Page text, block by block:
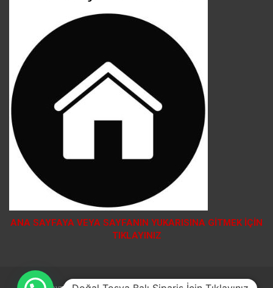
ANA SAYFAYA VEYA SAYFANIN YUKARISINA GİTMEK İÇİN
TIKLAYINIZ